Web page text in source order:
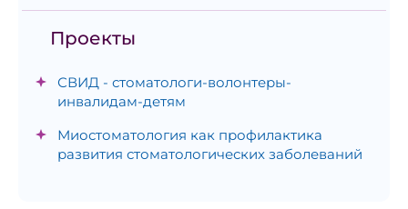
Проекты
СВИД - стоматологи-волонтеры-
инвалидам-детям
Миостоматология как профилактика
развития стоматологических заболеваний